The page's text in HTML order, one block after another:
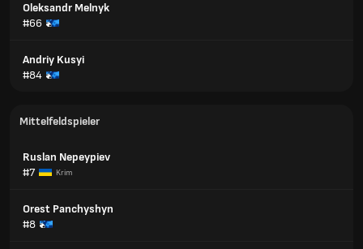
Oleksandr Melnyk
#66
Andriy Kusyi
#84
Mittelfeldspieler
Ruslan Nepeypiev
#7
Krim
Orest Panchyshyn
#8